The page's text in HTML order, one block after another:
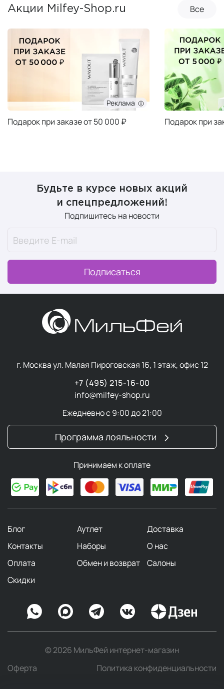
Акции Milfey-Shop.ru Все
Реклама
Подарок при заказе от 50 000 ₽ Подарок при
Будьте в курсе новых акций
и спецпредложений!
Подпишитесь на новости
Подписаться
г. Москва ул. Малая Пироговская 16, 1 этаж, офис 12
+7 (495) 215-16-00
info@milfey-shop.ru
Ежедневно с 9:00 до 21:00
Программа лояльности
Принимаем к оплате
Блог Аутлет
Доставка
Контакты
Наборы
О нас
Оплата
Обмен и возврат
Салоны
Скидки
© 2026 МильФей интернет-магазин
Оферта
Политика конфиденциальности